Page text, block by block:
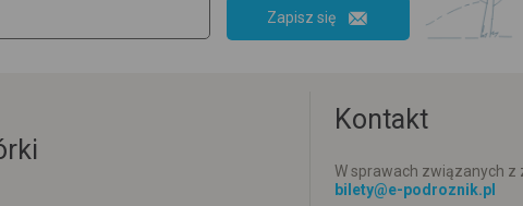
Zapisz się
Kontakt
W sprawach związanych z
bilety@e-podroznik.pl